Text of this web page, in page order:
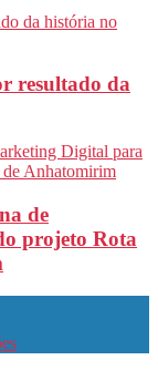
resultado da
de
projeto Rota